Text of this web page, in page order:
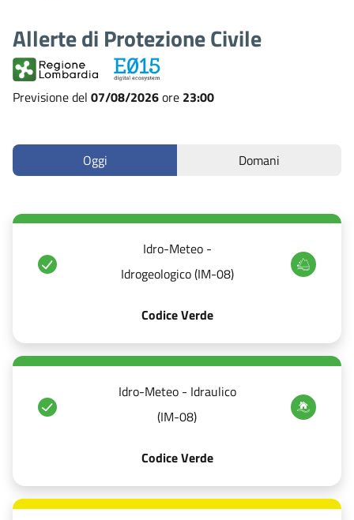
Allerte di Protezione Civile
Previsione del 07/08/2026ore 23:00
Oggi Domani
Idro-Meteo -
Idrogeologico (IM-08)
Codice Verde
Idro-Meteo - Idraulico
(IM-08)
Codice Verde